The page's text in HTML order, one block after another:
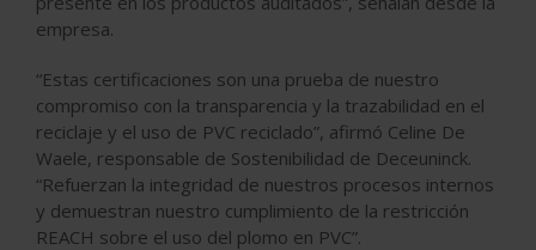
empresa.
“Estas certificaciones son una prueba de nuestro
compromiso con la transparencia y la trazabilidad en el
reciclaje y el uso de PVC reciclado”, afirmó Celine De
Waele, responsable de Sostenibilidad de Deceuninck.
“Refuerzan la integridad de nuestros procesos internos
y demuestran nuestro cumplimiento de la restricción
REACH sobre el uso del plomo en PVC”.